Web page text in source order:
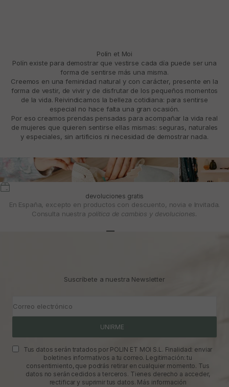
Polín et Moi
Polín existe para demostrar que vestirse cada día puede ser una
forma de sentirse más una misma.
Creemos en una feminidad natural y con carácter, presente en la
forma de vestir, de vivir y de disfrutar de los pequeños momentos
de la vida. Reivindicamos la belleza cotidiana: para sentirse
especial no hace falta una gran ocasión.
Por eso creamos prendas pensadas para acompañar la vida real
de mujeres que quieren sentirse ellas mismas: seguras, naturales
y especiales, sin artificios ni necesidad de demostrar nada.
devoluciones gratis
En España, excepto en productos con descuento, novia e Invitada.
Consulta nuestra política de cambios y devoluciones.
Suscríbete a nuestra Newsletter
Correo electrónico
UNIRME
Tus datos serán tratados por POLIN ET MOI S.L. Finalidad: enviar
boletines informativos a tu correo. Legitimación: tu
consentimiento, que podrás retirar en cualquier momento. Tus
datos no serán cedidos a terceros. Tienes derecho a acceder,
rectificar y suprimir tus datos. Más información